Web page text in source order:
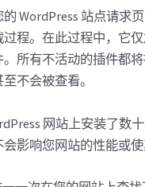
WordPress 站点请求
程。在此过程中，它
所有不活动的插件都
不会被查看。
网站上安装了数
影响您网站的性能或使